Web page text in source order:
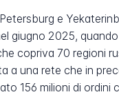
e
giugno 2025,
copriva 70 regioni
a una rete che in
156 milioni di ordini